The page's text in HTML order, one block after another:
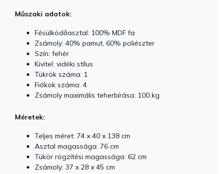
Műszaki adatok:
Fésülködőasztal: 100% MDF fa
Zsámoly: 40% pamut, 60% poliészter
Szín: fehér
Kivitel: vidéki stílus
Tükrök száma: 1
Fiókok száma: 4
Zsámoly maximális teherbírása: 100 kg
Méretek:
Teljes méret: 74 x 40 x 138 cm
Asztal magassága: 76 cm
Tükör rögzítési magassága: 62 cm
Zsámoly: 37 x 28 x 45 cm